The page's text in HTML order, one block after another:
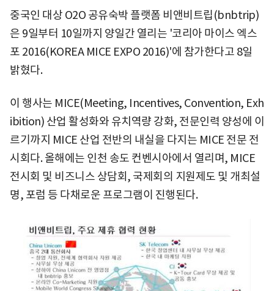
중국인 대상 O2O 공유숙박 플랫폼 비앤비트립(bnbtrip)
은 9일부터 10일까지 양일간 열리는 '코리아 마이스 엑스
포 2016(KOREA MICE EXPO 2016)'에 참가한다고 8일
밝혔다.
이 행사는 MICE(Meeting, Incentives, Convention, Exh
ibition) 산업 활성화와 유치역량 강화, 전문인력 양성에 이
르기까지 MICE 산업 전반의 내실을 다지는 MICE 전문 전
시회다. 올해에는 인천 송도 컨벤시아에서 열리며, MICE
전시회 및 비즈니스 상담회, 국제회의 지원제도 및 개최설
명, 포럼 등 다채로운 프로그램이 진행된다.